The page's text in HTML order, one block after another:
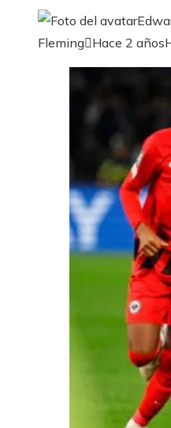
Fleming Hace 2 años